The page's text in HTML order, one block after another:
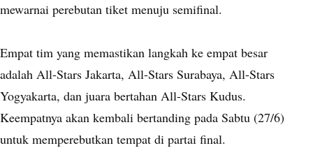
mewarnai perebutan tiket menuju semifinal.
Empat tim yang memastikan langkah ke empat besar
adalah All-Stars Jakarta, All-Stars Surabaya, All-Stars
Yogyakarta, dan juara bertahan All-Stars Kudus.
Keempatnya akan kembali bertanding pada Sabtu (27/6)
untuk memperebutkan tempat di partai final.